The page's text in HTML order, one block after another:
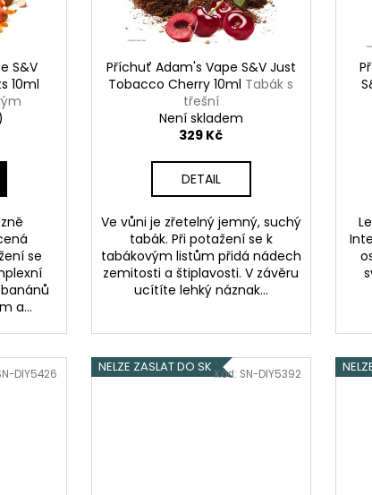
S&V
10ml
se
a...
Příchuť Adam's Vape S&V Just
Tobacco Cherry 10ml Tabák s
třešní
Není skladem
329 Kč
DETAIL
Ve vůni je zřetelný jemný, suchý
tabák. Při potažení se k
tabákovým listům přidá nádech
zemitosti a štiplavosti. V závěru
ucítíte lehký náznak...
DIY5426 NELZE ZASLAT DO SK Kód: SN-DIY5392
6MG
OXVA XLIM TOP FILL SS POD
1,2OHM 2ML
79 Kč